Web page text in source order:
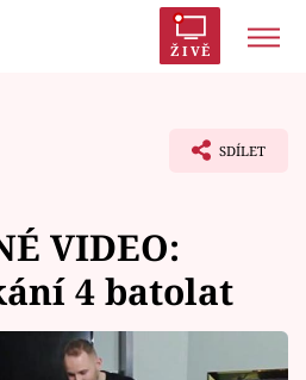
ŽIVĚ
SDÍLET
VIDEO:
4 batolat